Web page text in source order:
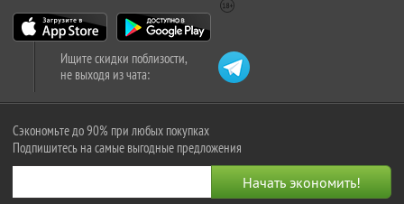
Ищите скидки поблизости,
не выходя из чата:
Сэкономьте до 90% при любых покупках
Подпишитесь на самые выгодные предложения